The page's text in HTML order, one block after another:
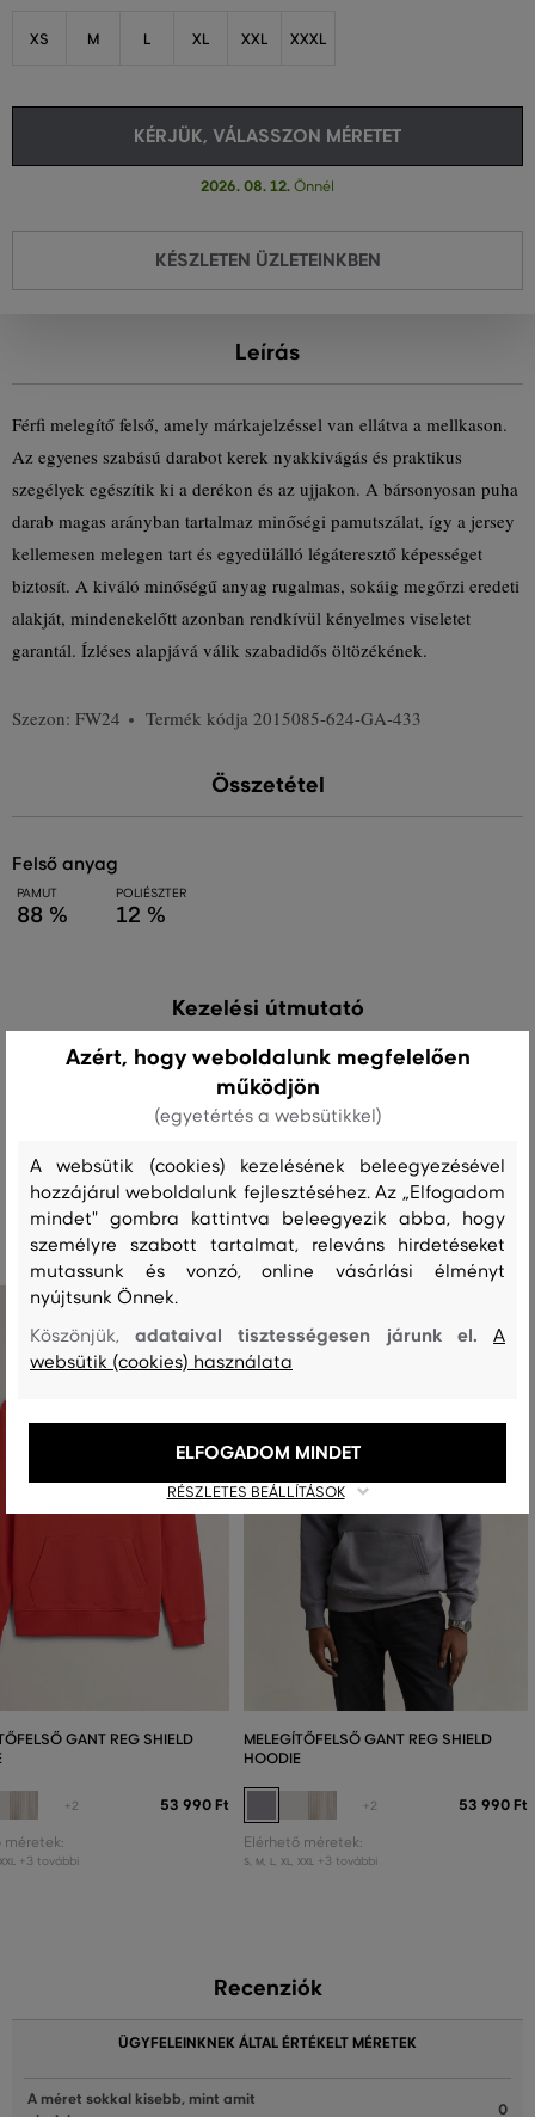
XS M L XL XXL XXXL
KÉRJÜK, VÁLASSZON MÉRETET
2026. 08. 12. Önnél
KÉSZLETEN ÜZLETEINKBEN
Leírás
Férfi melegítő felső, amely márkajelzéssel van ellátva a mellkason.
Az egyenes szabású darabot kerek nyakkivágás és praktikus
szegélyek egészítik ki a derékon és az ujjakon. A bársonyosan puha
darab magas arányban tartalmaz minőségi pamutszálat, így a jersey
kellemesen melegen tart és egyedülálló légáteresztő képességet
biztosít. A kiváló minőségű anyag rugalmas, sokáig megőrzi eredeti
alakját, mindenekelőtt azonban rendkívül kényelmes viseletet
garantál. Ízléses alapjává válik szabadidős öltözékének.
Szezon: FW24 Termék kódja 2015085-624-GA-433
Összetétel
felső anyag
PAMUT
88 %
POLIÉSZTER
12 %
Kezelési útmutató
SZÁRÍTÁS
Ajánlott termékek
GANT REG SHIELD
+2 53 990 Ft
méretek:
XXL +3 további
MELEGÍTŐFELSŐ GANT REG SHIELD
HOODIE
+2 53 990 Ft
Elérhető méretek:
S M L XL XXL +3 további
Recenziók
ÜGYFELEINKNEK ÁLTAL ÉRTÉKELT MÉRETEK
A méret sokkal kisebb, mint amit
0
Azért, hogy weboldalunk megfelelően
működjön
(egyetértés a websütikkel)
A websütik (cookies) kezelésének beleegyezésével
hozzájárul weboldalunk fejlesztéséhez. Az „Elfogadom
mindet" gombra kattintva beleegyezik abba, hogy
személyre szabott tartalmat, releváns hirdetéseket
mutassunk és vonzó, online vásárlási élményt
nyújtsunk Önnek.
Köszönjük,adataival tisztességesen járunk el.A
websütik (cookies) használata
RÉSZLETES BEÁLLÍTÁSOK
ELFOGADOM MINDET